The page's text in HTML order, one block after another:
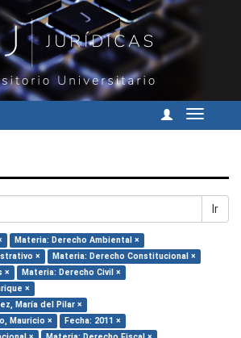
Cambiar
Ir
Materia: Derecho Ambiental ×
×
Materia: Derecho Constitucional ×
×
Materia: Derecho Civil ×
×
María del Pilar ×
Mauricio ×
Fecha: 2011 ×